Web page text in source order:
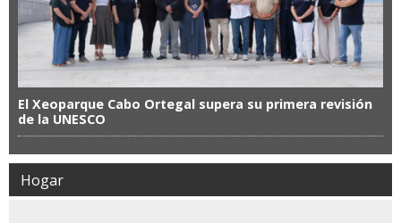
El Xeoparque Cabo Ortegal supera su primera revisión
de la UNESCO
Hogar